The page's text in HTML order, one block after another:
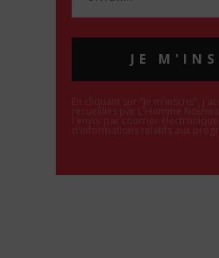
JE
En cliquant sur "Je m'inscris",
recueillies par L'Homme
l'envoi par courrier
d'informations relatifs aux